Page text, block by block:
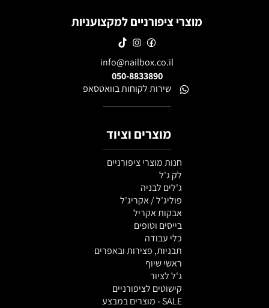
מוצרי ציפורניים למקצועניות
info@nailbox.co.il
050-8833890
שירות לקוחות בוואטסאפ
מוצרים וציוד
חנות מוצרי ציפורניים
לק ג'ל
ג'לים לבניה
פוליג'ל / אקריג'ל
אבקות אקריל
בייסים וטופים
כלי עבודה
תבניות, פצירות ובאפרים
ראשי שיוף
ג'ל לציור
קישוטים לציפורניים
SALE - מוצרים במבצע